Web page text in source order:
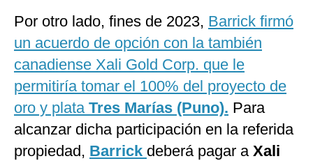
Por otro lado, fines de 2023, Barrick firmó
un acuerdo de opción con la también
canadiense Xali Gold Corp. que le
permitiría tomar el 100% del proyecto de
oro y plata Tres Marías (Puno). Para
alcanzar dicha participación en la referida
propiedad, Barrick deberá pagar a Xali